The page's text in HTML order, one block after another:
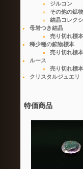
ジルコン
その他の鉱物
結晶コレク
母岩つき結晶
売り切れ標本
稀少種の鉱物標本
売り切れ標本
ルース
売り切れ標本
クリスタルジュエリ
特価商品